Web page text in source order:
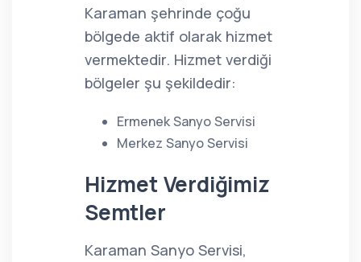
Karaman şehrinde çoğu
bölgede aktif olarak hizmet
vermektedir. Hizmet verdiği
bölgeler şu şekildedir:
Ermenek Sanyo Servisi
Merkez Sanyo Servisi
Hizmet Verdiğimiz
Semtler
Karaman Sanyo Servisi,